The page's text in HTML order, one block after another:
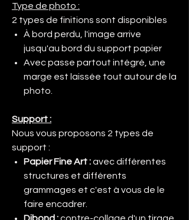
Type de photo :
2 types de finitions sont disponibles
À bord perdu, l'image arrive
jusqu'au bord du support papier
Avec passe partout intégré, une
marge est laissée tout autour de la
photo.
Support :
Nous vous proposons 2 types de
support :
Papier Fine Art :avec différentes
structures et différents
grammages et c'est à vous de le
faire encadrer.
Dibond :contre-collage d'un tirage